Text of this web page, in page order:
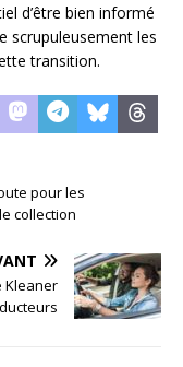
d’être bien informé
scrupuleusement les
transition.
pour les
collection
Kleaner